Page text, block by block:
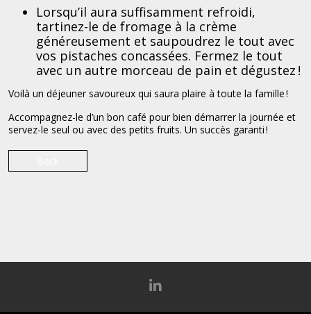
Lorsqu’il aura suffisamment refroidi,
tartinez-le de fromage à la crème
généreusement et saupoudrez le tout avec
vos pistaches concassées. Fermez le tout
avec un autre morceau de pain et dégustez !
Voilà un déjeuner savoureux qui saura plaire à toute la famille !
Accompagnez-le d’un bon café pour bien démarrer la journée et
servez-le seul ou avec des petits fruits. Un succès garanti !